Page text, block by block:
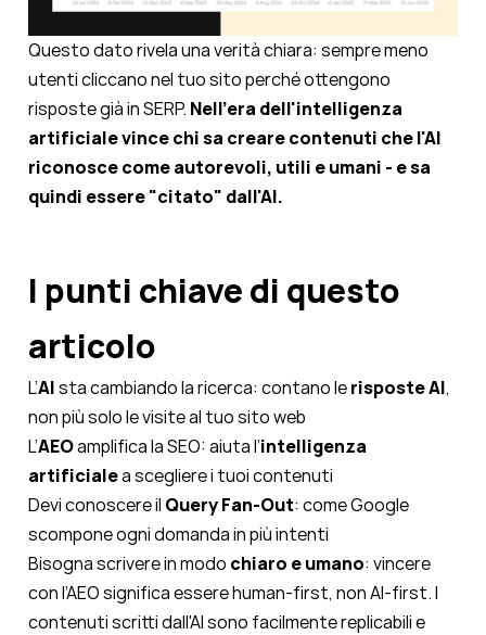
Questo dato rivela una verità chiara: sempre meno
utenti cliccano nel tuo sito perché ottengono
risposte già in SERP. Nell'era dell'intelligenza
artificiale vince chi sa creare contenuti che l'AI
riconosce come autorevoli, utili e umani - e sa
quindi essere "citato" dall'AI.
I punti chiave di questo
articolo
L’AIsta cambiando la ricerca: contano lerisposte AI,
non più solo le visite al tuo sito web
L’AEOamplifica la SEO: aiuta l’intelligenza
artificialea scegliere i tuoi contenuti
Devi conoscere il Query Fan-Out: come Google
scompone ogni domanda in più intenti
Bisogna scrivere in modo chiaro e umano: vincere
con l’AEO significa essere human-first, non AI-first. I
contenuti scritti dall'AI sono facilmente replicabili e